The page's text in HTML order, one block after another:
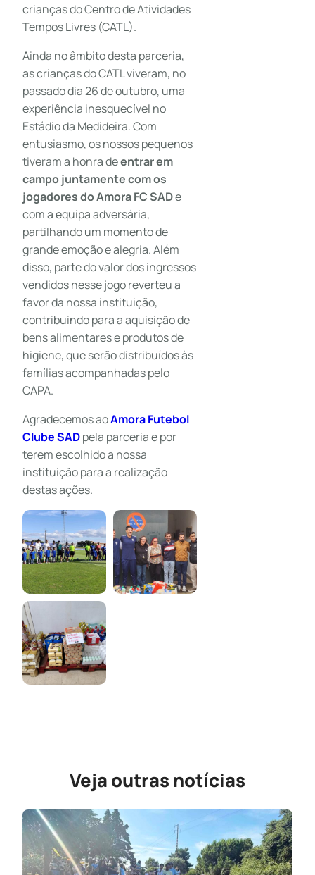
crianças do Centro de Atividades
Tempos Livres (CATL).
Ainda no âmbito desta parceria,
as crianças do CATL viveram, no
passado dia 26 de outubro, uma
experiência inesquecível no
Estádio da Medideira. Com
entusiasmo, os nossos pequenos
tiveram a honra deentrar em
campo juntamente com os
jogadores do Amora FC SADe
com a equipa adversária,
partilhando um momento de
grande emoção e alegria. Além
disso, parte do valor dos ingressos
vendidos nesse jogo reverteu a
favor da nossa instituição,
contribuindo para a aquisição de
bens alimentares e produtos de
higiene, que serão distribuídos às
famílias acompanhadas pelo
CAPA.
Agradecemos aoAmora Futebol
Clube SADpela parceria e por
terem escolhido a nossa
instituição para a realização
destas ações.
Veja outras notícias